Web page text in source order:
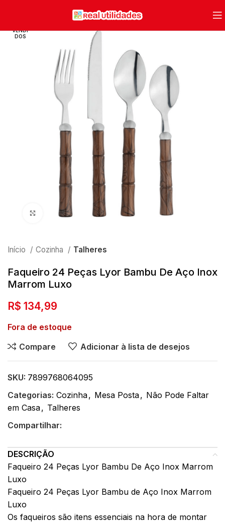
VENDI
DOS
Clique para ampliar
Início Cozinha Talheres
Faqueiro 24 Peças Lyor Bambu De Aço Inox
Marrom Luxo
R$ 134,99
Fora de estoque
Compare
Adicionar à lista de desejos
SKU: 7899768064095
Categorias: Cozinha, Mesa Posta, Não Pode Faltar
em Casa, Talheres
Compartilhar:
DESCRIÇÃO
Faqueiro 24 Peças Lyor Bambu De Aço Inox Marrom
Luxo
Faqueiro 24 Peças Lyor Bambu de Aço Inox Marrom
Luxo
Os faqueiros são itens essenciais na hora de montar